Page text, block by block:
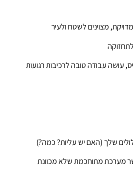
מצוינים לשטח ולעיר
שלך (האם יש עליות? כמה?)
מערכת מתוחכמת שלא מכוונת